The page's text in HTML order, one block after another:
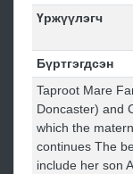
Үржүүлэгч
Бүртгэгдсэн
Taproot Mare
Doncaster) and
which the
continues The
include her son